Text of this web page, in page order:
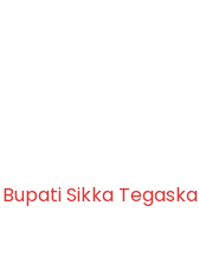
Sikka